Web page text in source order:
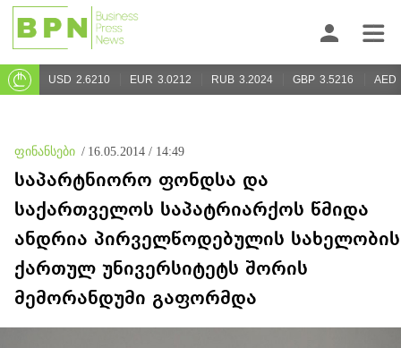
USD 2.6210 EUR 3.0212 RUB 3.2024 GBP 3.5216 AED
ფინანსები / 16.05.2014 / 14:49
საპარტნიორო ფონდსა და
საქართველოს საპატრიარქოს წმიდა
ანდრია პირველწოდებულის სახელობის
ქართულ უნივერსიტეტს შორის
მემორანდუმი გაფორმდა